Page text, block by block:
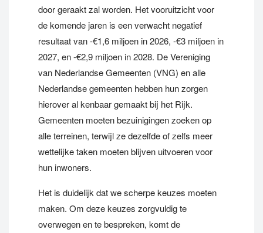
door geraakt zal worden. Het vooruitzicht voor
de komende jaren is een verwacht negatief
resultaat van -€1,6 miljoen in 2026, -€3 miljoen in
2027, en -€2,9 miljoen in 2028. De Vereniging
van Nederlandse Gemeenten (VNG) en alle
Nederlandse gemeenten hebben hun zorgen
hierover al kenbaar gemaakt bij het Rijk.
Gemeenten moeten bezuinigingen zoeken op
alle terreinen, terwijl ze dezelfde of zelfs meer
wettelijke taken moeten blijven uitvoeren voor
hun inwoners.
Het is duidelijk dat we scherpe keuzes moeten
maken. Om deze keuzes zorgvuldig te
overwegen en te bespreken, komt de